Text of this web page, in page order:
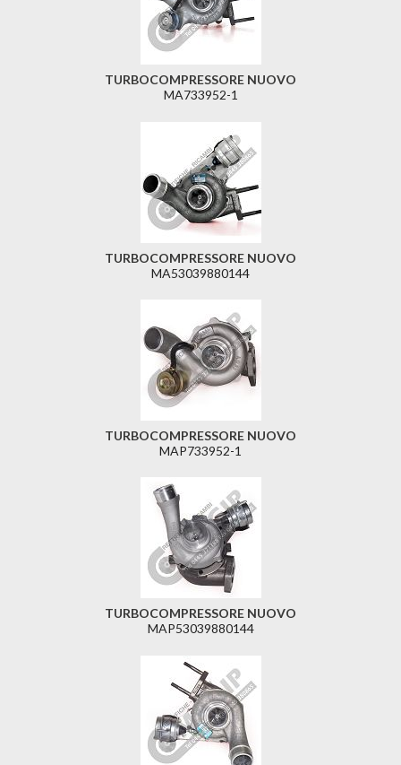
TURBOCOMPRESSORE NUOVO
MA733952-1
TURBOCOMPRESSORE NUOVO
MA53039880144
TURBOCOMPRESSORE NUOVO
MAP733952-1
TURBOCOMPRESSORE NUOVO
MAP53039880144